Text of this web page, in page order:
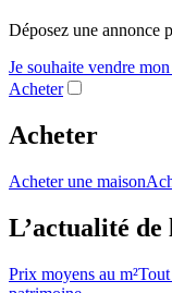
Déposez une annonce
Je souhaite vendre
Acheter
Acheter
Acheter une maison
L’actualité
Prix moyens au m²